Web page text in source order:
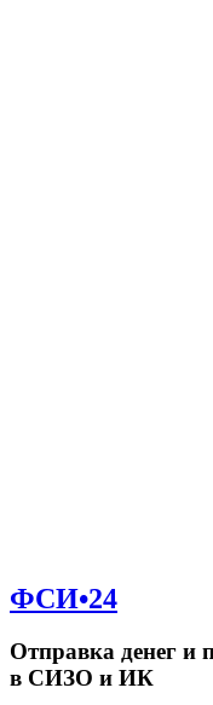
ФСИ•24
Отправка денег и
в СИЗО и ИК